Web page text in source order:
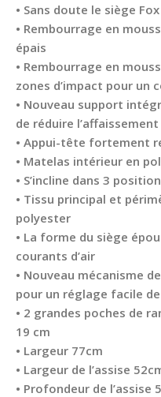
• Sans doute le siège
• Rembourrage en
épais
• Rembourrage en
zones d’impact pour un
• Nouveau support
de réduire l’affaissement
• Appui-tête fortement
• Matelas intérieur en
• S’incline dans 3
• Tissu principal et
polyester
• La forme du siège
courants d’air
• Nouveau mécanisme
pour un réglage facile
• 2 grandes poches de
19 cm
• Largeur 77cm
• Largeur de l’assise
• Profondeur de l’assise